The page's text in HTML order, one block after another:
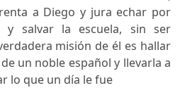
a Diego y jura echar por
y salvar la escuela, sin ser
misión de él es hallar
un noble español y llevarla a
lo que un día le fue